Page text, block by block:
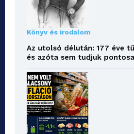
Könyv és irodalom
Az utolsó délután: 177 éve
és azóta sem tudjuk